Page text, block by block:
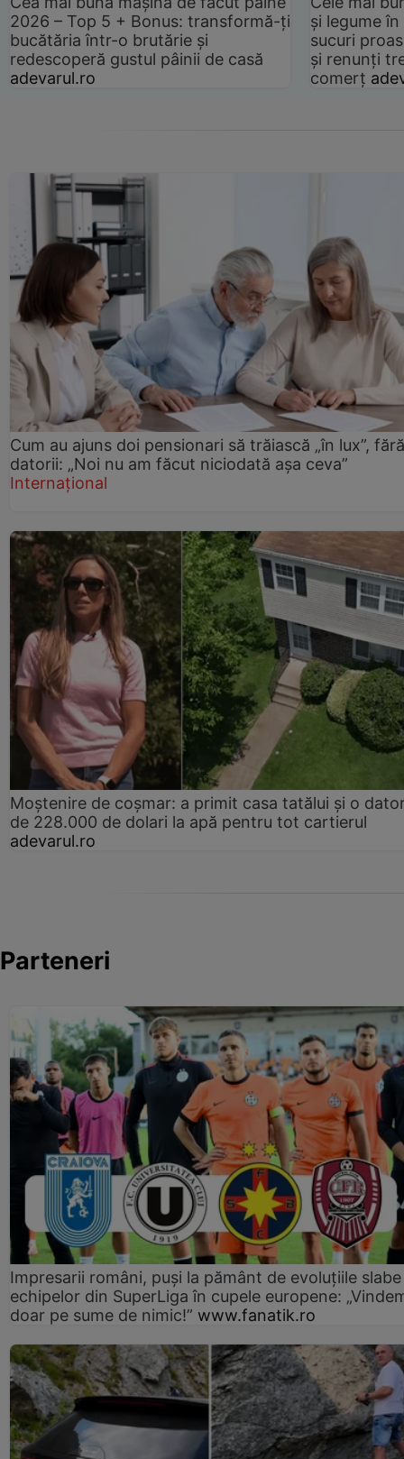
2026 – Top 5 + Bonus: transformă-ți
bucătăria într-o brutărie și
redescoperă gustul pâinii de casă
adevarul.ro
și legume
sucuri
și renunți
comerț
Cum au ajuns doi pensionari să trăiască „în lux”, fără
datorii: „Noi nu am făcut niciodată așa ceva”
Internațional
Moștenire de coșmar: a primit casa tatălui și o
de 228.000 de dolari la apă pentru tot cartierul
adevarul.ro
Parteneri
Impresarii români, puși la pământ de evoluțiile slabe
echipelor din SuperLiga în cupele europene:
doar pe sume de nimic!” www.fanatik.ro